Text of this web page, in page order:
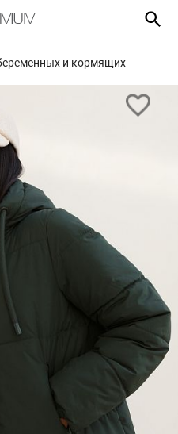
и кормящих